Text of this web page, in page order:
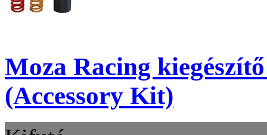
Moza Racing
(Accessory Kit)